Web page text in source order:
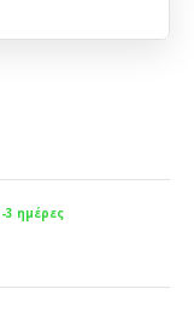
ημέρες